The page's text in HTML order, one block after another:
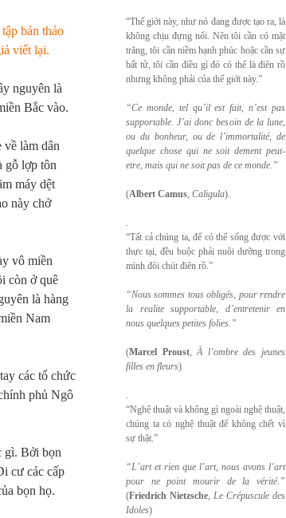
bản thảo
viết lại.
nguyên là
Bắc vào.
làm dân
gỗ lợp tôn
máy dệt
này chở
vô miền
còn ở quê
là hàng
Nam
các tổ chức
phủ Ngô
gì. Bởi bọn
cư các cấp
bọn họ.
“Thế giới này, như nó đang được tạo ra, là
không chịu đựng nổi. Nên tôi cần có mặt
trăng, tôi cần niềm hạnh phúc hoặc cần sự
bất tử, tôi cần điều gì đó có thể là điên rồ
nhưng không phải của thế giới này.”
“Ce monde, tel qu’il est fait, n’est pas
supportable. J’ai donc besoin de la lune,
ou du bonheur, ou de l’immortalité, de
quelque chose qui ne soit dement peut-
etre, mais qui ne soit pas de ce monde.”
(Albert Camus, Caligula).
.
“Tất cả chúng ta, để có thể sống được với
thực tại, đều buộc phải nuôi dưỡng trong
mình đôi chút điên rồ.”
“Nous sommes tous obligés, pour rendre
la realite supportable, d’entretenir en
nous quelques petites folies.”
(Marcel Proust,À l’ombre des jeunes
filles en fleurs)
.
“Nghệ thuật và không gì ngoài nghệ thuật,
chúng ta có nghệ thuật để không chết vì
sự thật.”
“L’art et rien que l’art, nous avons l’art
pour ne point mourir de la vérité.”
(Friedrich Nietzsche, Le Crépuscule des
Idoles)